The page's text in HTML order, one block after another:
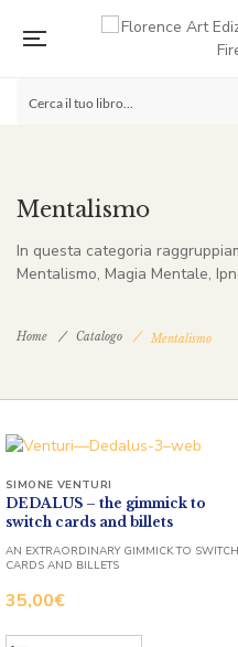
Mentalismo
In questa categoria
Mentalismo, Magia Mentale,
Home Catalogo Mentalismo
DEDALUS – the gimmick to
switch cards and billets
35,00€
SIMONE VENTURI
AN EXTRAORDINARY GIMMICK TO SWITCH
CARDS AND BILLETS